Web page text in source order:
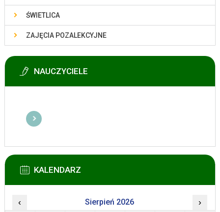
ŚWIETLICA
ZAJĘCIA POZALEKCYJNE
NAUCZYCIELE
KALENDARZ
‹ Sierpień 2026 ›